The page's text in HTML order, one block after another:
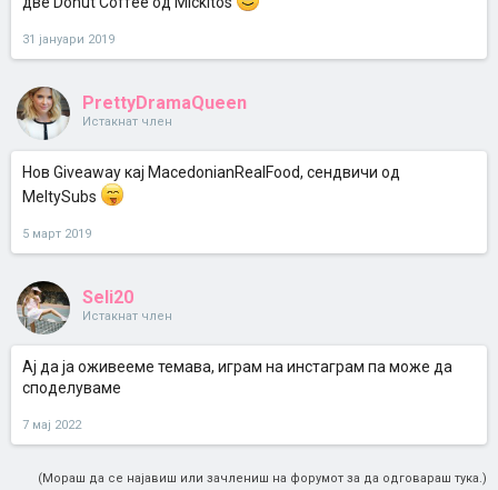
31 јануари 2019
PrettyDramaQueen
Истакнат член
Нов Giveaway кај MacedonianRealFood, сендвичи од
MeltySubs
5 март 2019
Seli20
Истакнат член
Ај да ја оживееме темава, играм на инстаграм па може да
споделуваме
7 мај 2022
(Мораш да се најавиш или зачлениш на форумот за да одговараш тука.)